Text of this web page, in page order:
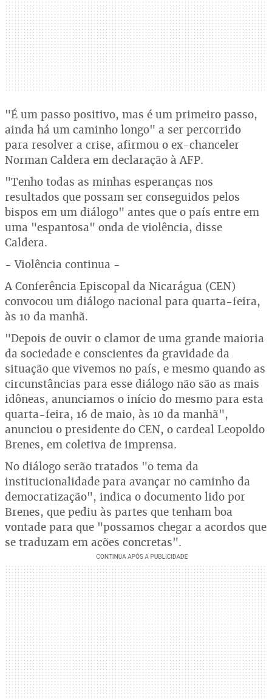
"É um passo positivo, mas é um primeiro passo,
ainda há um caminho longo" a ser percorrido
para resolver a crise, afirmou o ex-chanceler
Norman Caldera em declaração à AFP.
"Tenho todas as minhas esperanças nos
resultados que possam ser conseguidos pelos
bispos em um diálogo" antes que o país entre em
uma "espantosa" onda de violência, disse
Caldera.
- Violência continua -
A Conferência Episcopal da Nicarágua (CEN)
convocou um diálogo nacional para quarta-feira,
às 10 da manhã.
"Depois de ouvir o clamor de uma grande maioria
da sociedade e conscientes da gravidade da
situação que vivemos no país, e mesmo quando as
circunstâncias para esse diálogo não são as mais
idôneas, anunciamos o início do mesmo para esta
quarta-feira, 16 de maio, às 10 da manhã",
anunciou o presidente do CEN, o cardeal Leopoldo
Brenes, em coletiva de imprensa.
No diálogo serão tratados "o tema da
institucionalidade para avançar no caminho da
democratização", indica o documento lido por
Brenes, que pediu às partes que tenham boa
vontade para que "possamos chegar a acordos que
se traduzam em ações concretas".